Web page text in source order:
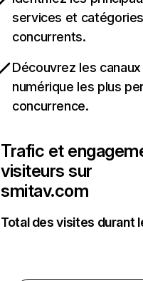
services et
concurrents.
Découvrez les
numérique les plus
concurrence.
Trafic et
visiteurs sur
smitav.com
Total des visites durant